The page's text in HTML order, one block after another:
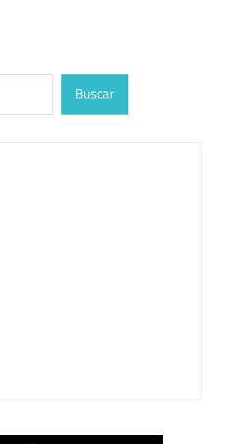
Buscar